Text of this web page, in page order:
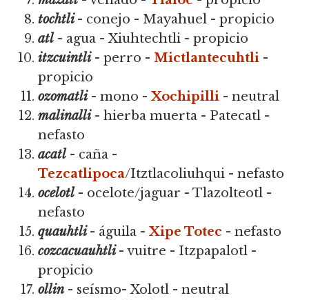
tochtli- conejo - Mayahuel - propicio
atl - agua - Xiuhtechtli - propicio
itzcuintli - perro - Mictlantecuhtli -
propicio
ozomatli - mono - Xochipilli - neutral
malinalli - hierba muerta - Patecatl -
nefasto
acatl - caña -
Tezcatlipoca/Itztlacoliuhqui - nefasto
ocelotl - ocelote/jaguar - Tlazolteotl -
nefasto
quauhtli- águila - Xipe Totec - nefasto
cozcacuauhtli- vuitre - Itzpapalotl -
propicio
ollin - seísmo- Xolotl - neutral